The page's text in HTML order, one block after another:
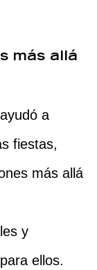
más allá
a
fiestas,
más allá
y
ellos.